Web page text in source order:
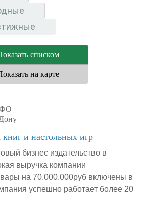
списком
на карте
книг и настольных игр
бизнес издательство в
выручка компании
на 70.000.000руб включены в
успешно работает более 20